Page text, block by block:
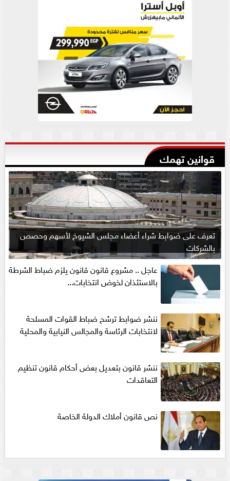
قوانين تهمك
تعرف على ضوابط شراء أعضاء مجلس الشيوخ لأسهم وحصص
بالشركات
عاجل .. مشروع قانون قانون يلزم ضباط الشرطة
بالاستئذان لخوض انتخابات...
ننشر ضوابط ترشح ضباط القوات المسلحة
لانتخابات الرئاسة والمجالس النيابية والمحلية‎
ننشر قانون بتعديل بعض أحكام قانون تنظيم
التعاقدات
نص قانون أملاك الدولة الخاصة